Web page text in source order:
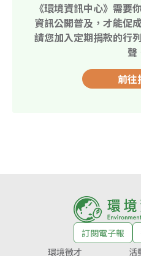
《環境資訊中心》需要
資訊公開普及，才能促
請您加入定期捐款的行
聲
前往
訂閱電子報
環境徵才
活